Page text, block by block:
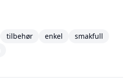
tilbehør enkel
smakfull